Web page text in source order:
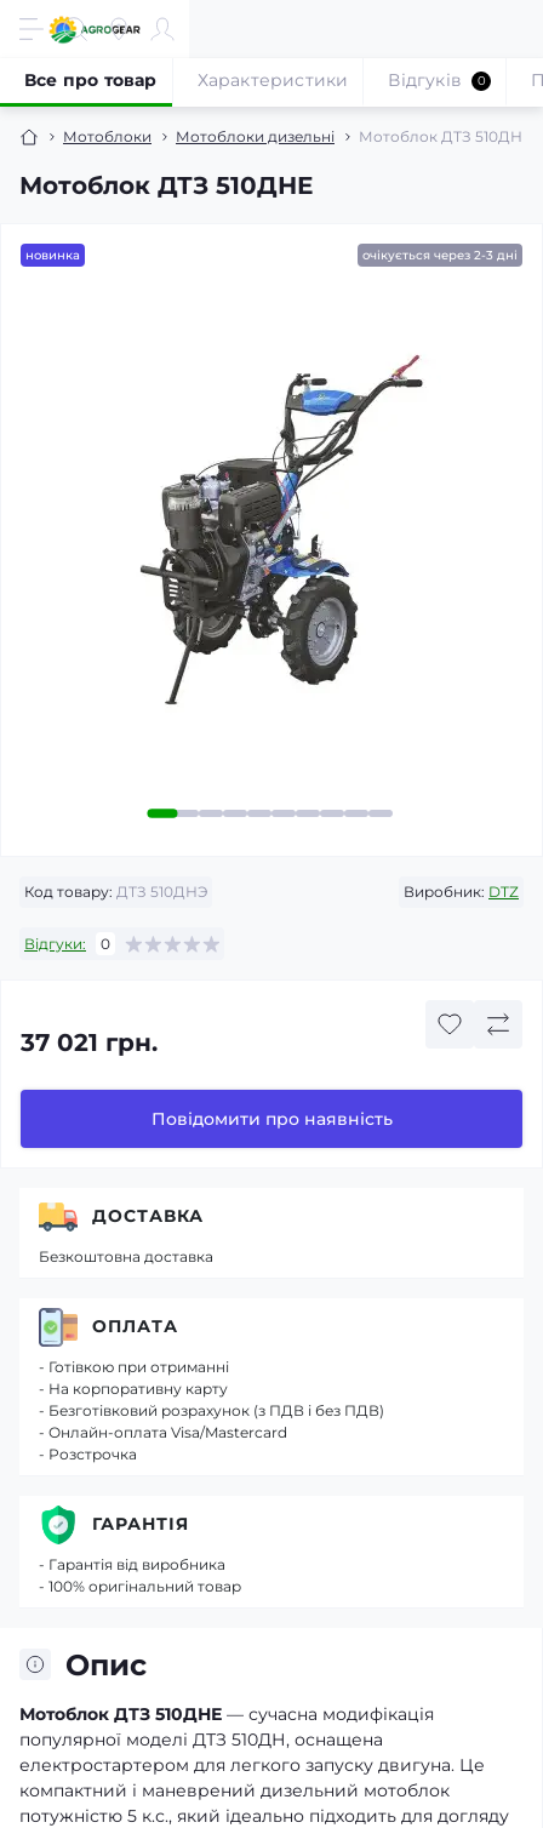
Мотоблоки Мотоблоки дизельні Мотоблок ДТЗ 510ДНЕ
Мотоблок ДТЗ 510ДНЕ
Все про товар Характеристики Відгуків 0
новинка очікується через 2-3 дні
Код товару: ДТЗ 510ДНЭ Виробник: DTZ
Відгуки: 0
37 021 грн.
Повідомити про наявність
Опис
Мотоблок ДТЗ 510ДНЕ — сучасна модифікація
популярної моделі ДТЗ 510ДН, оснащена
електростартером для легкого запуску двигуна. Це
компактний і маневрений дизельний мотоблок
потужністю 5 к.с., який ідеально підходить для догляду
ДОСТАВКА
Безкоштовна доставка
ОПЛАТА
- Готівкою при отриманні
- На корпоративну карту
- Безготівковий розрахунок (з ПДВ і без ПДВ)
- Онлайн-оплата Visa/Mastercard
- Розстрочка
ГАРАНТІЯ
- Гарантія від виробника
- 100% оригінальний товар